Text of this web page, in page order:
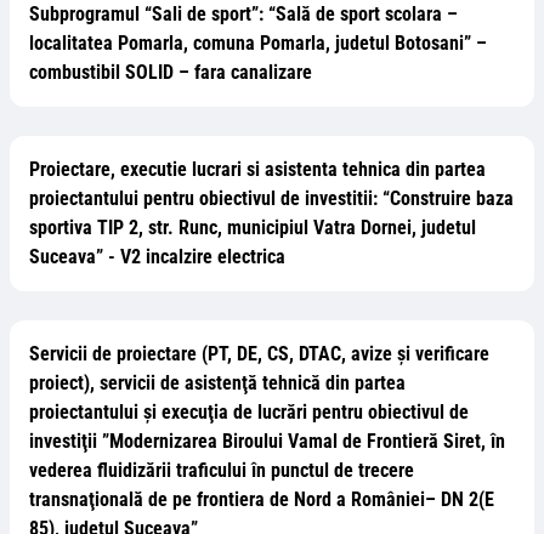
Subprogramul “Sali de sport”: “Sală de sport scolara –
localitatea Pomarla, comuna Pomarla, judetul Botosani” –
combustibil SOLID – fara canalizare
Proiectare, executie lucrari si asistenta tehnica din partea
proiectantului pentru obiectivul de investitii: “Construire baza
sportiva TIP 2, str. Runc, municipiul Vatra Dornei, judetul
Suceava” - V2 incalzire electrica
Servicii de proiectare (PT, DE, CS, DTAC, avize și verificare
proiect), servicii de asistenţă tehnică din partea
proiectantului şi execuţia de lucrări pentru obiectivul de
investiţii ”Modernizarea Biroului Vamal de Frontieră Siret, în
vederea fluidizării traficului în punctul de trecere
transnaţională de pe frontiera de Nord a României– DN 2(E
85), judetul Suceava”